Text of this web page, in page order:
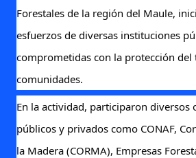
Forestales de la región del Maule,
esfuerzos de diversas instituciones
comprometidas con la protección
comunidades.
En la actividad, participaron diversos
públicos y privados como CONAF,
la Madera (CORMA), Empresas